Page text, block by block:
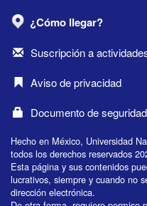
¿Cómo llegar?
Suscripción a
Aviso de privacidad
Documento de
Hecho en México, Universidad
todos los derechos reservados
Esta página y sus contenidos
lucrativos, siempre y cuando no
dirección electrónica.